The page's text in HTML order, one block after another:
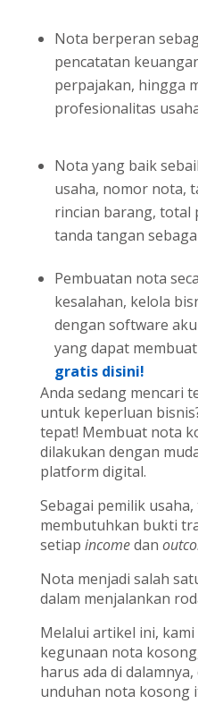
Nota berperan
pencatatan
perpajakan, hingga
profesionalitas
Nota yang baik
usaha, nomor nota,
rincian barang, total
tanda tangan
Pembuatan nota
kesalahan, kelola
dengan software
yang dapat
gratis disini!
Anda sedang mencari
untuk keperluan
tepat! Membuat nota
dilakukan dengan
platform digital.
Sebagai pemilik
membutuhkan bukti
setiap incomedan
Nota menjadi salah
dalam menjalankan
Melalui artikel ini,
kegunaan nota
harus ada di
unduhan nota kosong